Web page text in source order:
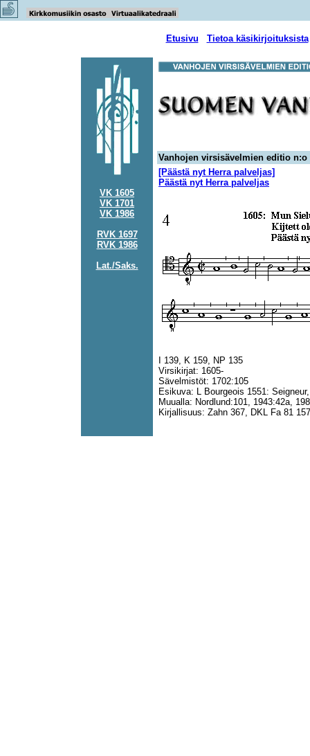
Etusivu Tietoa käsikirjoituksista
VK 1605
VK 1701
VK 1986
RVK 1697
RVK 1986
Lat./Saks.
Vanhojen virsisävelmien editio n:o
[Päästä nyt Herra palveljas]
Päästä nyt Herra palveljas
I 139, K 159, NP 135
Virsikirjat: 1605-
Sävelmistöt: 1702:105
Esikuva: L Bourgeois 1551:
Muualla: Nordlund:101, 1943:42a,
Kirjallisuus: Zahn 367, DKL Fa 81